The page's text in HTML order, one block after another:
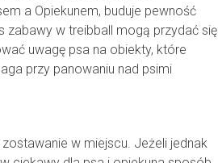
a Opiekunem, buduje pewność
zabawy w treibball mogą przydać się
uwagę psa na obiekty, które
przy panowaniu nad psimi
w miejscu. Jeżeli jednak